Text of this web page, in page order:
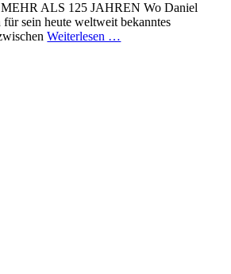
ALS 125 JAHREN Wo Daniel
sein heute weltweit bekanntes
Weiterlesen …